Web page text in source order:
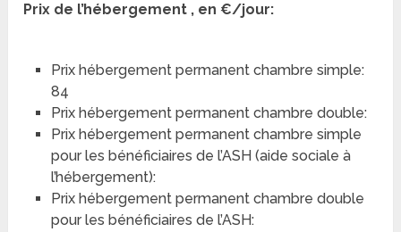
Prix de l’hébergement , en €/jour:
Prix hébergement permanent chambre simple:
84
Prix hébergement permanent chambre double:
Prix hébergement permanent chambre simple
pour les bénéficiaires de l’ASH (aide sociale à
l’hébergement):
Prix hébergement permanent chambre double
pour les bénéficiaires de l’ASH: